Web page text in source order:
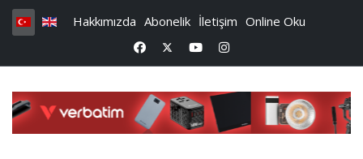
Hakkımızda Abonelik İletişim Online Oku